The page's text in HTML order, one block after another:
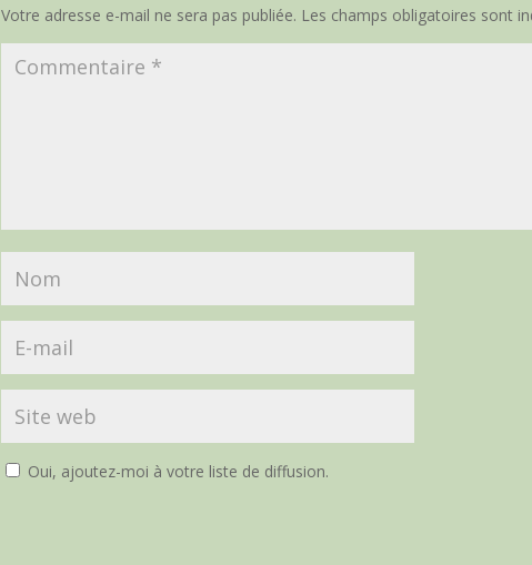
Votre adresse e-mail ne sera pas publiée. Les champs obligatoires sont
Oui, ajoutez-moi à votre liste de diffusion.